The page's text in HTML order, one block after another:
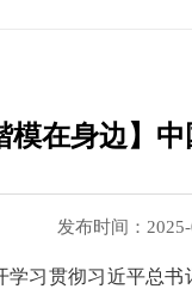
模在身边】
发布时间：
学习贯彻习近平总